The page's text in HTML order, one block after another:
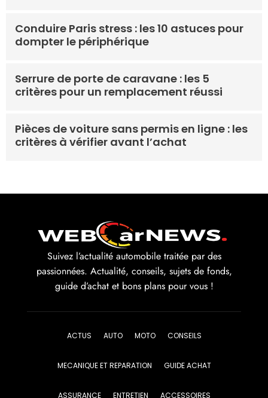
Conduire Paris stress : les 10 astuces pour
dompter le périphérique
Serrure de porte de caravane : les 5
critères pour un remplacement réussi
Pièces de voiture sans permis en ligne : les
critères à vérifier avant l’achat
Suivez l’actualité automobile traitée par des
passionnées. Actualité, conseils, sujets de fonds,
guide d’achat et bons plans pour vous !
ACTUS AUTO MOTO CONSEILS
MECANIQUE ET REPARATION GUIDE ACHAT
ASSURANCE ENTRETIEN ACCESSOIRES